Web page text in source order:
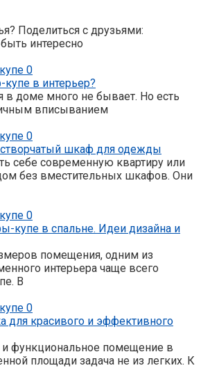
Поделиться с друзьями:
интересно
0
в интерьер?
в доме много не бывает. Но есть
вписыванием
0
шкаф для одежды
себе современную квартиру или
без вместительных шкафов. Они
0
купе в спальне. Идеи дизайна и
помещения, одним из
интерьера чаще всего
В
0
для красивого и эффективного
и функциональное помещение в
площади задача не из легких. К